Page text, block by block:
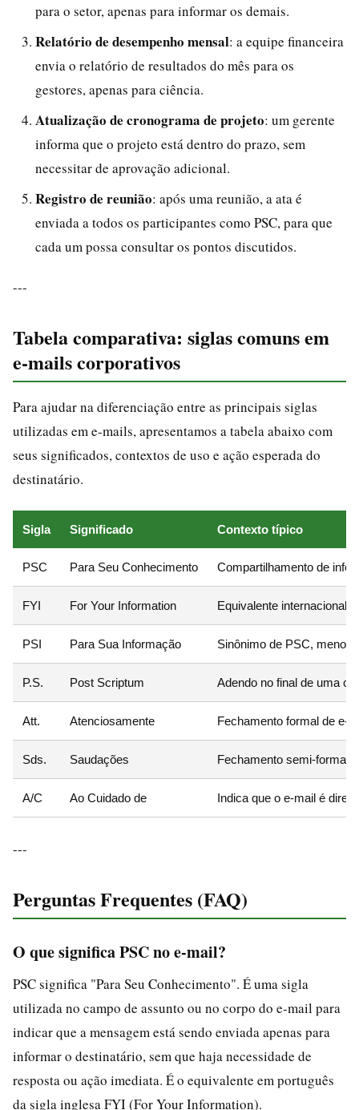
para o setor, apenas para informar os demais.
Relatório de desempenho mensal: a equipe financeira
envia o relatório de resultados do mês para os
gestores, apenas para ciência.
Atualização de cronograma de projeto: um gerente
informa que o projeto está dentro do prazo, sem
necessitar de aprovação adicional.
Registro de reunião: após uma reunião, a ata é
enviada a todos os participantes como PSC, para que
cada um possa consultar os pontos discutidos.
---
Tabela comparativa: siglas comuns em
e-mails corporativos
Para ajudar na diferenciação entre as principais siglas
utilizadas em e-mails, apresentamos a tabela abaixo com
seus significados, contextos de uso e ação esperada do
destinatário.
Sigla Significado Contexto típico
PSC Para Seu Conhecimento Compartilhamento de
FYI For Your Information Equivalente internacional
PSI Para Sua Informação Sinônimo de PSC, menos
P.S. Post Scriptum Adendo no final de uma
Att. Atenciosamente Fechamento formal de e-
Sds. Saudações Fechamento semi-formal,
A/C Ao Cuidado de Indica que o e-mail é
---
Perguntas Frequentes (FAQ)
O que significa PSC no e-mail?
PSC significa "Para Seu Conhecimento". É uma sigla
utilizada no campo de assunto ou no corpo do e-mail para
indicar que a mensagem está sendo enviada apenas para
informar o destinatário, sem que haja necessidade de
resposta ou ação imediata. É o equivalente em português
da sigla inglesa FYI (For Your Information).